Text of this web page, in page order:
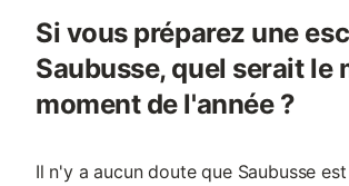
Si vous préparez une
Saubusse, quel serait le
moment de l'année ?
Il n'y a aucun doute que Saubusse